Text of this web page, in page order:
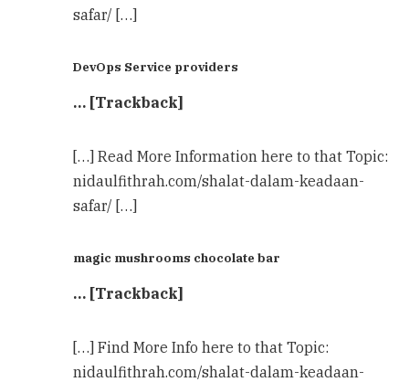
safar/ […]
DevOps Service providers
… [Trackback]
[…] Read More Information here to that Topic:
nidaulfithrah.com/shalat-dalam-keadaan-
safar/ […]
magic mushrooms chocolate bar​
… [Trackback]
[…] Find More Info here to that Topic:
nidaulfithrah.com/shalat-dalam-keadaan-